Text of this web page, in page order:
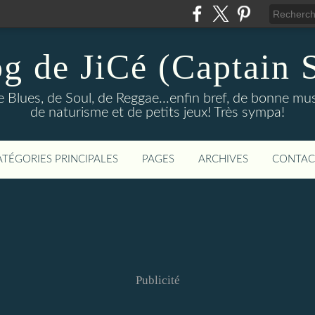
de JiCé (Captain
Blues, de Soul, de Reggae...enfin bref, de bonne
de naturisme et de petits jeux! Très sympa!
PRINCIPALES PAGES ARCHIVES
Publicité